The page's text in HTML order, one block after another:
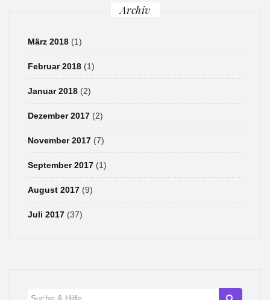
Archiv
März 2018 (1)
Februar 2018 (1)
Januar 2018 (2)
Dezember 2017 (2)
November 2017 (7)
September 2017 (1)
August 2017 (9)
Juli 2017 (37)